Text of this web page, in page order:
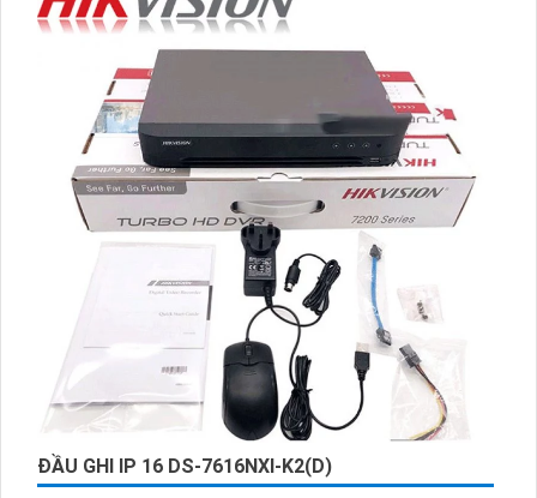
ĐẦU GHI IP 16 DS-7616NXI-K2(D)